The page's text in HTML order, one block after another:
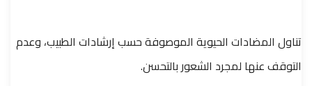
تناول المضادات الحيوية الموصوفة حسب إرشادات الطبيب، وعدم
التوقف عنها لمجرد الشعور بالتحسن.